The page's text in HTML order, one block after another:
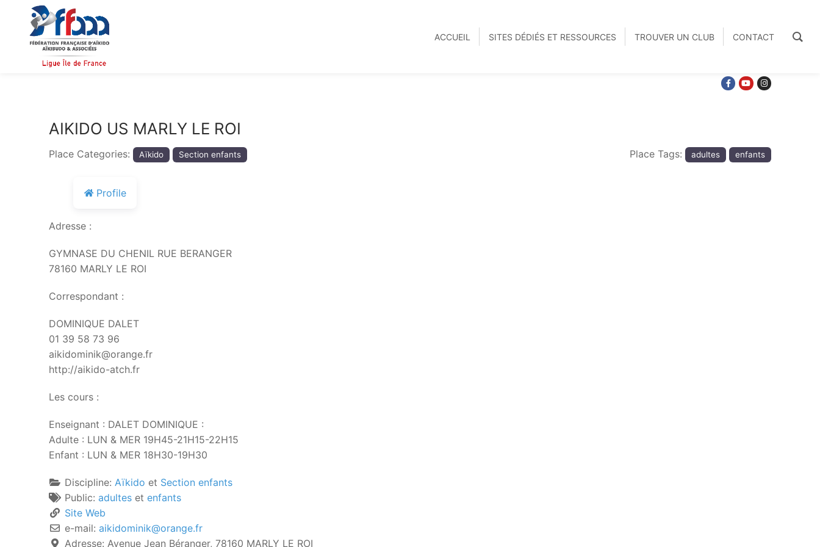
ACCUEIL SITES DÉDIÉS ET RESSOURCES TROUVER UN CLUB CONTACT
AIKIDO US MARLY LE ROI
Place Categories: Aïkido Section enfants Place Tags: adultes enfants
Profile
Adresse :
GYMNASE DU CHENIL RUE BERANGER
78160 MARLY LE ROI
Correspondant :
DOMINIQUE DALET
01 39 58 73 96
aikidominik@orange.fr
http://aikido-atch.fr
Les cours :
Enseignant : DALET DOMINIQUE :
Adulte : LUN & MER 19H45-21H15-22H15
Enfant : LUN & MER 18H30-19H30
Discipline: Aïkido et Section enfants
Public: adulteset enfants
Site Web
e-mail: aikidominik@orange.fr
Adresse: Avenue Jean Béranger, 78160 MARLY LE ROI